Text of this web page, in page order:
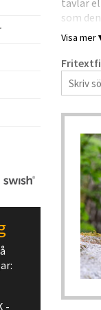
tävlar
som
Välj
Visa mer
-